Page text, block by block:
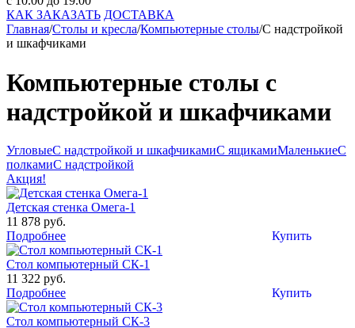
КАК ЗАКАЗАТЬ ДОСТАВКА
Главная/Столы и кресла/Компьютерные столы/С надстройкой
и шкафчиками
Компьютерные столы с
надстройкой и шкафчиками
УгловыеС надстройкой и шкафчикамиС ящикамиМаленькиеС
полкамиС надстройкой
Акция!
Детская стенка Омега-1
11 878 руб.
Купить
Подробнее
Стол компьютерный СК-1
11 322 руб.
Купить
Подробнее
Стол компьютерный СК-3